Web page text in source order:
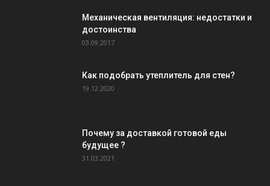
Механическая вентиляция: недостатки и
достоинства
03.09.2017
Как подобрать утеплитель для стен?
19.12.2020
Почему за доставкой готовой еды
будущее ?
31.03.2021